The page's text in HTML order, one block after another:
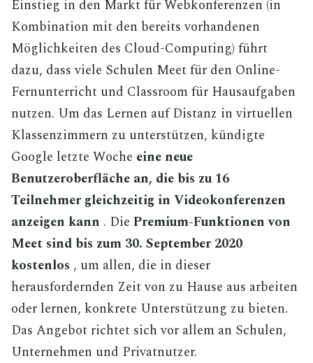
Einstieg in den Markt für Webkonferenzen (in
Kombination mit den bereits vorhandenen
Möglichkeiten des Cloud-Computing) führt
dazu, dass viele Schulen Meet für den Online-
Fernunterricht und Classroom für Hausaufgaben
nutzen. Um das Lernen auf Distanz in virtuellen
Klassenzimmern zu unterstützen, kündigte
Google letzte Woche eine neue
Benutzeroberfläche an, die bis zu 16
Teilnehmer gleichzeitig in Videokonferenzen
anzeigen kann . Die Premium-Funktionen von
Meet sind bis zum 30. September 2020
kostenlos , um allen, die in dieser
herausfordernden Zeit von zu Hause aus arbeiten
oder lernen, konkrete Unterstützung zu bieten.
Das Angebot richtet sich vor allem an Schulen,
Unternehmen und Privatnutzer.